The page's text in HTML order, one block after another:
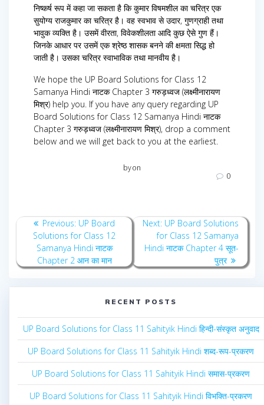
निष्कर्ष रूप में कहा जा सकता है कि कुमार विषमशील का चरित्र एक
सुयोग्य राजकुमार का चरित्र है। वह स्वभाव से उदार, गुणग्राही तथा
भावुक व्यक्ति है। उसमें वीरता, विवेकशीलता आदि कुछ ऐसे गुण हैं।
जिनके आधार पर उसमें एक श्रेष्ठ शासक बनने की क्षमता सिद्ध हो
जाती है। उसका चरित्र स्वाभाविक तथा मानवीय है।
We hope the UP Board Solutions for Class 12
Samanya Hindi नाटक Chapter 3 गरुड़ध्वज (लक्ष्मीनारायण
मिश्र) help you. If you have any query regarding UP
Board Solutions for Class 12 Samanya Hindi नाटक
Chapter 3 गरुड़ध्वज (लक्ष्मीनारायण मिश्र), drop a comment
below and we will get back to you at the earliest.
byon
0
Post
navigation
Previous: Previous
post:
UP Board
Solutions for Class 12
Samanya Hindi नाटक
Chapter 2 आन का मान
Next: Next
post:
UP Board Solutions
for Class 12 Samanya
Hindi नाटक Chapter 4 सूत-
पुत्र
RECENT POSTS
UP Board Solutions for Class 11 Sahityik Hindi हिन्दी-संस्कृत अनुवाद
UP Board Solutions for Class 11 Sahityik Hindi शब्द-रूप-प्रकरण
UP Board Solutions for Class 11 Sahityik Hindi समास-प्रकरण
UP Board Solutions for Class 11 Sahityik Hindi विभक्ति-प्रकरण